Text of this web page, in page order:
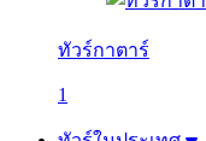
ทัวร์กาตาร์
1